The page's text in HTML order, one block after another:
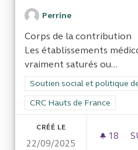
Perrine
Corps de la contribution
Les établissements
vraiment saturés ou...
Filtrer les résultats de la
Soutien social et politique
Filtrer les résultats pour le
CRC Hauts de France
CRÉÉ LE
22/09/2025
18